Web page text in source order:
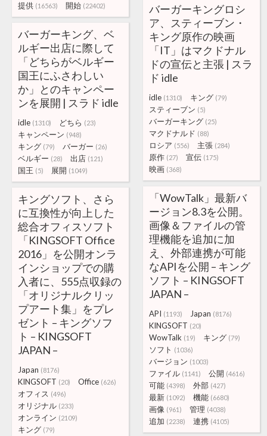
提供 (16563) 開始 (22402)
バーガーキングロシ
ア、スティーブン・
キング原作の映画
「IT」はマクドナル
ドの宣伝と主張 | スラ
ド idle
idle (1310) キング (79)
スティーブン (5)
バーガーキング (25)
マクドナルド (88)
ロシア (556) 主張 (284)
原作 (27) 宣伝 (175)
映画 (368)
バーガーキング、ベ
ルギー出店に際して
「どちらがベルギー
国王にふさわしい
か」とのキャンペー
ンを展開 | スラド idle
idle (1310) どちら (23)
キャンペーン (948)
キング (79) バーガー (26)
ベルギー (28) 出店 (121)
国王 (5) 展開 (1049)
「WowTalk」最新バ
ージョン8.3を公開。
画像＆ファイルの管
理機能を追加に加
え、外部連携が可能
なAPIを公開 – キング
ソフト – KINGSOFT
JAPAN –
API (1193) Japan (8176)
KINGSOFT (20)
WowTalk (19) キング (79)
ソフト (1036)
バージョン (1003)
ファイル (1141) 公開 (4616)
可能 (4398) 外部 (427)
最新 (1092) 機能 (6680)
画像 (961) 管理 (4038)
追加 (2238) 連携 (4105)
キングソフト、さら
に互換性が向上した
総合オフィスソフト
「KINGSOFT Office
2016」を公開オンラ
インショップでの購
入者に、555点収録の
「オリジナルクリッ
プアート集」をプレ
ゼント – キングソフ
ト – KINGSOFT
JAPAN –
Japan (8176)
KINGSOFT (20) Office (626)
オフィス (496)
オリジナル (233)
オンライン (2109)
キング (79)